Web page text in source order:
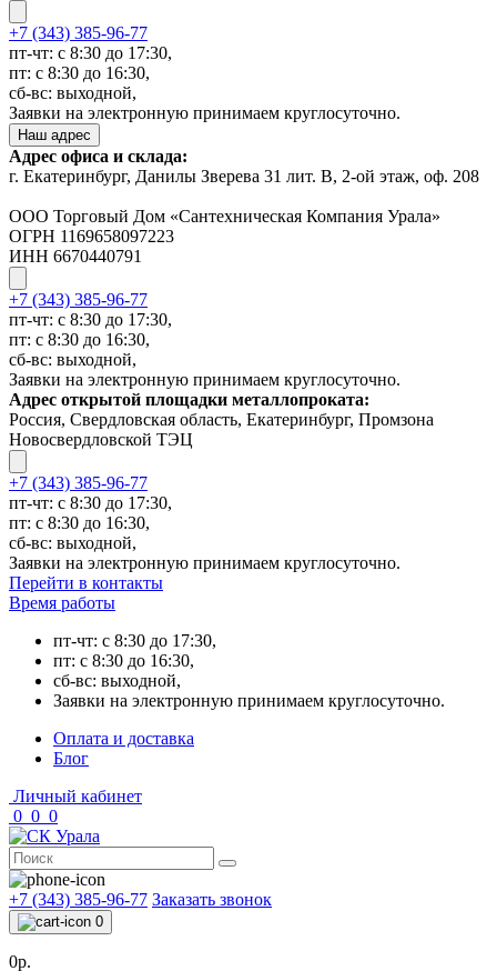
+7 (343) 385-96-77
пт-чт: с 8:30 до 17:30,
пт: с 8:30 до 16:30,
сб-вс: выходной,
Заявки на электронную принимаем круглосуточно.
Наш адрес
Адрес офиса и склада:
г. Екатеринбург, Данилы Зверева 31 лит. В, 2-ой этаж, оф. 208
ООО Торговый Дом «Сантехническая Компания Урала»
ОГРН 1169658097223
ИНН 6670440791
+7 (343) 385-96-77
пт-чт: с 8:30 до 17:30,
пт: с 8:30 до 16:30,
сб-вс: выходной,
Заявки на электронную принимаем круглосуточно.
Адрес открытой площадки металлопроката:
Россия, Свердловская область, Екатеринбург, Промзона
Новосвердловской ТЭЦ
+7 (343) 385-96-77
пт-чт: с 8:30 до 17:30,
пт: с 8:30 до 16:30,
сб-вс: выходной,
Заявки на электронную принимаем круглосуточно.
Перейти в контакты
Время работы
пт-чт: с 8:30 до 17:30,
пт: с 8:30 до 16:30,
сб-вс: выходной,
Заявки на электронную принимаем круглосуточно.
Оплата и доставка
Блог
Личный кабинет
0 0 0
+7 (343) 385-96-77 Заказать звонок
0
0р.